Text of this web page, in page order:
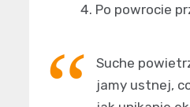
Po powrocie
Suche
jamy ustnej,